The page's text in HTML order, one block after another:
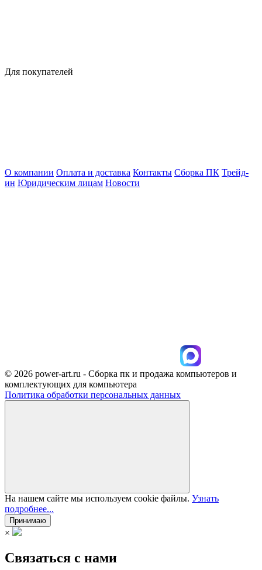
Для покупателей
О компании Оплата и доставка Контакты Сборка ПК Трейд-
ин Юридическим лицам Новости
© 2026 power-art.ru - Сборка пк и продажа компьютеров и
комплектующих для компьютера
Политика обработки персональных данных
На нашем сайте мы используем cookie файлы. Узнать
подробнее...
Принимаю
×
Связаться с нами